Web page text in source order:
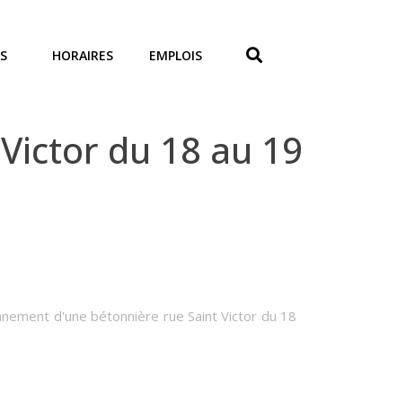
HORAIRES EMPLOIS
du 18 au 19
d'une bétonnière rue Saint Victor du 18